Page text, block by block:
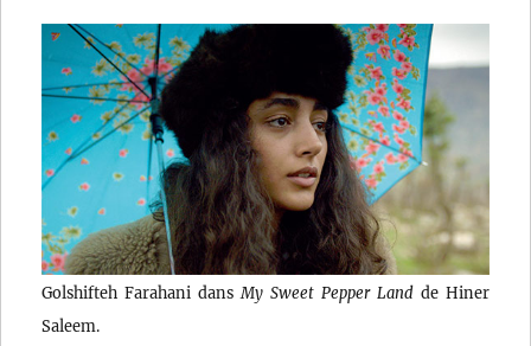
Golshifteh Farahani dansMy Sweet Pepper Landde Hiner
Saleem.